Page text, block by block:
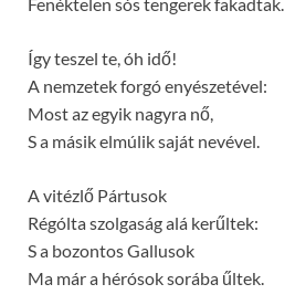
Fenéktelen sós tengerek fakadtak.
Így teszel te, óh idő!
A nemzetek forgó enyészetével:
Most az egyik nagyra nő,
S a másik elmúlik saját nevével.
A vitézlő Pártusok
Régólta szolgaság alá kerűltek:
S a bozontos Gallusok
Ma már a hérósok sorába űltek.